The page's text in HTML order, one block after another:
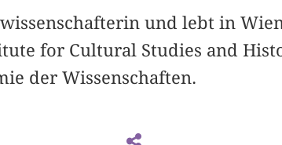
und lebt in
for Cultural Studies and
der Wissenschaften.